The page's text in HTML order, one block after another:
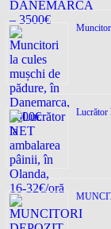
Lucrător